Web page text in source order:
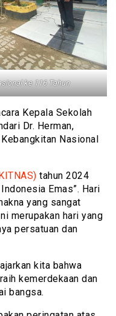
ke 116 Tahun
Kepala Sekolah
Dr. Herman,
Nasional
tahun 2024
Emas”. Hari
yang sangat
merupakan hari yang
persatuan dan
kita bahwa
kemerdekaan dan
bangsa.